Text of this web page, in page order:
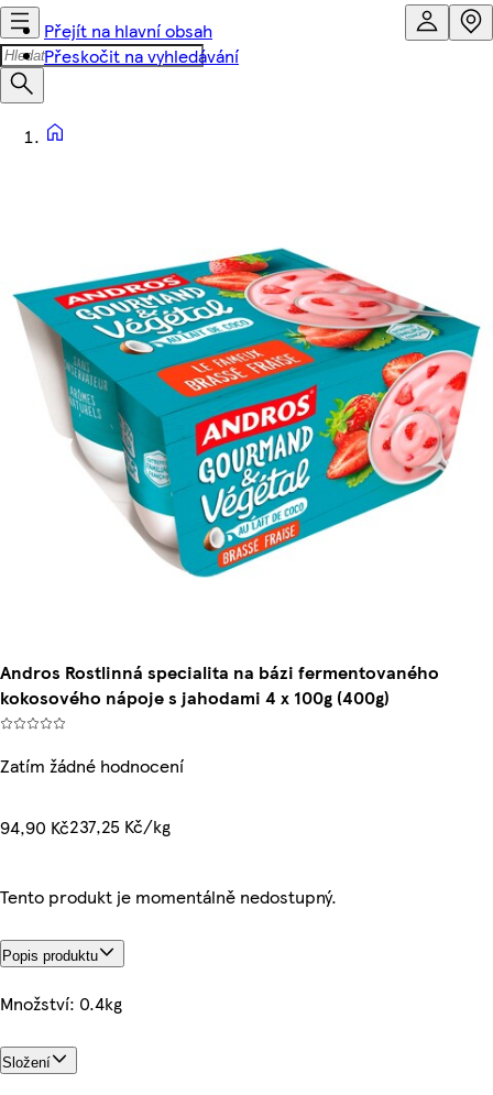
Přejít na hlavní obsah
Přeskočit na vyhledávání
Andros Rostlinná specialita na bázi fermentovaného
kokosového nápoje s jahodami 4 x 100g (400g)
Zatím žádné hodnocení
94,90 Kč237,25 Kč/kg
Tento produkt je momentálně nedostupný.
Popis produktu
Množství: 0.4kg
Složení